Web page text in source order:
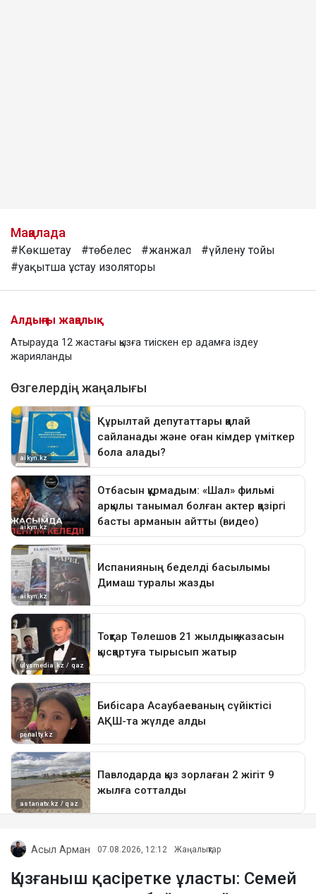
Мақалада
#Көкшетау #төбелес #жанжал
#үйлену тойы
#уақытша ұстау изоляторы
Алдыңғы жаңалық
Атырауда 12 жастағы қызға тиіскен ер адамға іздеу
жарияланды
Асыл Арман 07.08.2026, 12:12 Жаңалықтар
Қызғаныш қасіретке ұласты: Семей